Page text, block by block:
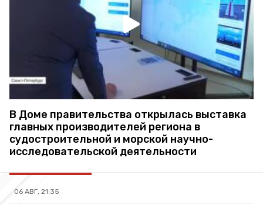
В Доме правительства открылась выставка
главных производителей региона в
судостроительной и морской научно-
исследовательской деятельности
06 АВГ, 21:35